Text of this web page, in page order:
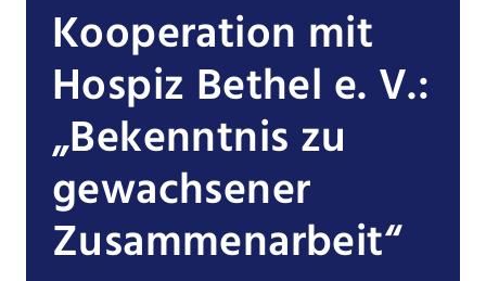
Kooperation mit
Hospiz Bethel e. V.:
„Bekenntnis zu
gewachsener
Zusammenarbeit“